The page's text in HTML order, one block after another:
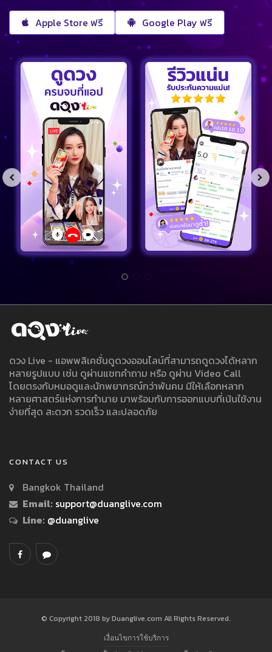
Apple Store ฟรี Google Play ฟรี
ดวง Live - แอพพลิเคชั่นดูดวงออนไลน์ที่สามารถดูดวงได้หลาก
หลายรูปแบบ เช่น ดูผ่านแชทคำถาม หรือ ดูผ่าน Video Call
โดยตรงกับหมอดูและนักพยากรณ์กว่าพันคน มีให้เลือกหลาก
หลายศาสตร์แห่งการทำนาย มาพร้อมกับการออกแบบที่เน้นใช้งาน
ง่ายที่สุด สะดวก รวดเร็ว และปลอดภัย
CONTACT US
Bangkok Thailand
Email: support@duanglive.com
Line: @duanglive
© Copyright 2018 by Duanglive.com All Rights Reserved.
เงื่อนไขการใช้บริการ